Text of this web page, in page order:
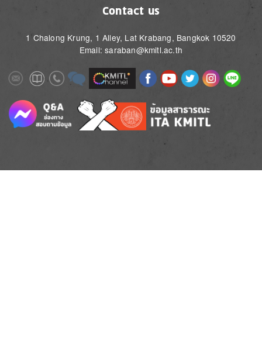
Contact us
1 Chalong Krung, 1 Alley, Lat Krabang, Bangkok 10520
Email: saraban@kmitl.ac.th
ImageImageImageImage Image ImageImageImageImageImage
Image Image